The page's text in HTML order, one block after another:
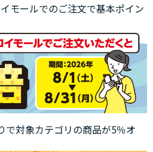
モールでのご注文で基本ポイン
で対象カテゴリの商品が5％オ